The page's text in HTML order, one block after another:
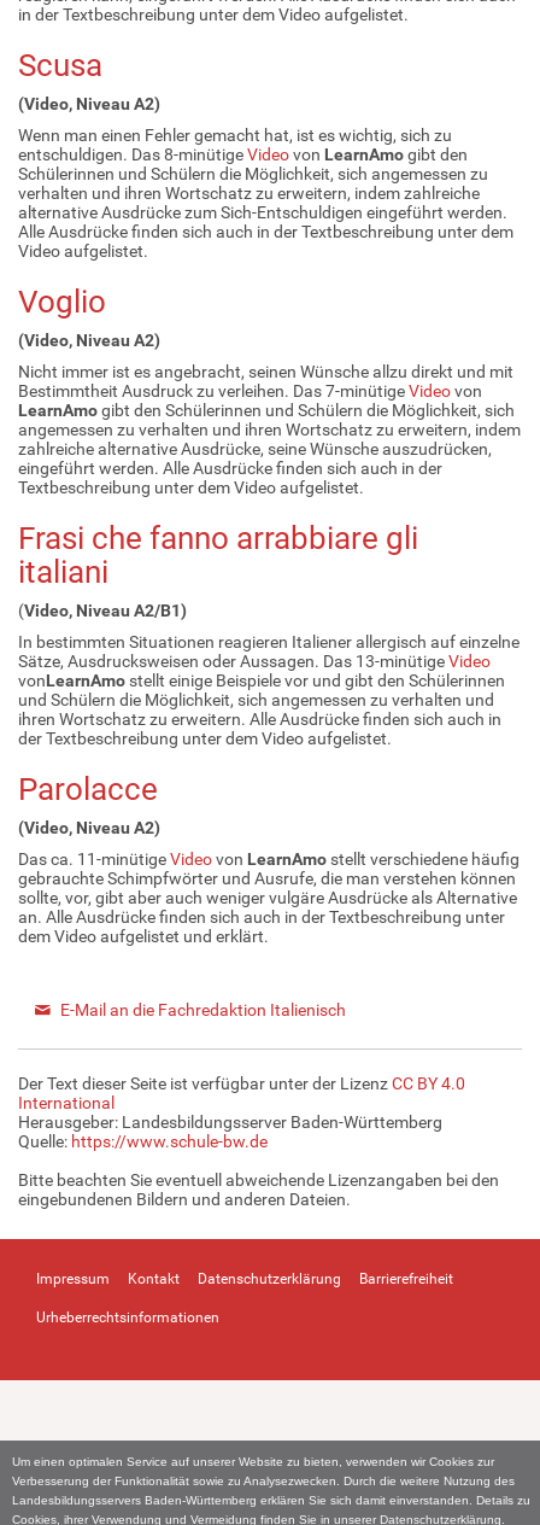
Um einen optimalen Service auf unserer Website zu bieten, verwenden wir Cookies zur
Verbesserung der Funktionalität sowie zu Analysezwecken. Durch die weitere Nutzung des
Landesbildungsservers Baden-Württemberg erklären Sie sich damit einverstanden. Details zu
Cookies, ihrer Verwendung und Vermeidung finden Sie in unserer Datenschutzerklärung
in der Textbeschreibung unter dem Video aufgelistet.
Scusa
(Video, Niveau A2)
Wenn man einen Fehler gemacht hat, ist es wichtig, sich zu
entschuldigen. Das 8-minütigeVideovon LearnAmogibt den
Schülerinnen und Schülern die Möglichkeit, sich angemessen zu
verhalten und ihren Wortschatz zu erweitern, indem zahlreiche
alternative Ausdrücke zum Sich-Entschuldigen eingeführt werden.
Alle Ausdrücke finden sich auch in der Textbeschreibung unter dem
Video aufgelistet.
Voglio
(Video, Niveau A2)
Nicht immer ist es angebracht, seinen Wünsche allzu direkt und mit
Bestimmtheit Ausdruck zu verleihen. Das 7-minütigeVideovon
LearnAmogibt den Schülerinnen und Schülern die Möglichkeit, sich
angemessen zu verhalten und ihren Wortschatz zu erweitern, indem
zahlreiche alternative Ausdrücke, seine Wünsche auszudrücken,
eingeführt werden. Alle Ausdrücke finden sich auch in der
Textbeschreibung unter dem Video aufgelistet.
Frasi che fanno arrabbiare gli
italiani
(Video, Niveau A2/B1)
In bestimmten Situationen reagieren Italiener allergisch auf einzelne
Sätze, Ausdrucksweisen oder Aussagen. Das 13-minütigeVideo
vonLearnAmo stellt einige Beispiele vor und gibt den Schülerinnen
und Schülern die Möglichkeit, sich angemessen zu verhalten und
ihren Wortschatz zu erweitern. Alle Ausdrücke finden sich auch in
der Textbeschreibung unter dem Video aufgelistet.
Parolacce
(Video, Niveau A2)
Das ca. 11-minütigeVideovon LearnAmo stellt verschiedene häufig
gebrauchte Schimpfwörter und Ausrufe, die man verstehen können
sollte, vor, gibt aber auch weniger vulgäre Ausdrücke als Alternative
an. Alle Ausdrücke finden sich auch in der Textbeschreibung unter
dem Video aufgelistet und erklärt.
E-Mail an die Fachredaktion Italienisch
Der Text dieser Seite ist verfügbar unter der LizenzCC BY 4.0
International
Herausgeber: Landesbildungsserver Baden-Württemberg
Quelle: https://www.schule-bw.de
Bitte beachten Sie eventuell abweichende Lizenzangaben bei den
eingebundenen Bildern und anderen Dateien.
Impressum Kontakt Datenschutzerklärung Barrierefreiheit
Urheberrechtsinformationen